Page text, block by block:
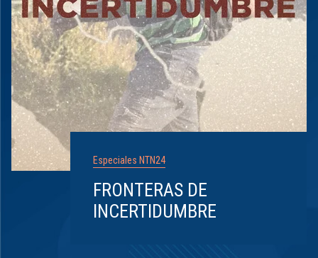
Especiales NTN24
FRONTERAS DE
INCERTIDUMBRE